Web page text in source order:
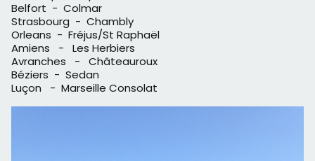
Belfort - Colmar
Strasbourg - Chambly
Orleans - Fréjus/St Raphaël
Amiens - Les Herbiers
Avranches - Châteauroux
Béziers - Sedan
Luçon - Marseille Consolat